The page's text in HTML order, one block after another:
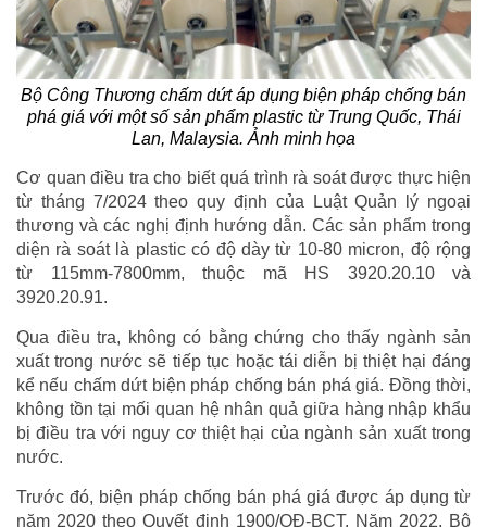
Bộ Công Thương chấm dứt áp dụng biện pháp chống bán
phá giá với một số sản phẩm plastic từ Trung Quốc, Thái
Lan, Malaysia. Ảnh minh họa
Cơ quan điều tra cho biết quá trình rà soát được thực hiện
từ tháng 7/2024 theo quy định của Luật Quản lý ngoại
thương và các nghị định hướng dẫn. Các sản phẩm trong
diện rà soát là plastic có độ dày từ 10-80 micron, độ rộng
từ 115mm-7800mm, thuộc mã HS 3920.20.10 và
3920.20.91.
Qua điều tra, không có bằng chứng cho thấy ngành sản
xuất trong nước sẽ tiếp tục hoặc tái diễn bị thiệt hại đáng
kể nếu chấm dứt biện pháp chống bán phá giá. Đồng thời,
không tồn tại mối quan hệ nhân quả giữa hàng nhập khẩu
bị điều tra với nguy cơ thiệt hại của ngành sản xuất trong
nước.
Trước đó, biện pháp chống bán phá giá được áp dụng từ
năm 2020 theo Quyết định 1900/QĐ-BCT. Năm 2022, Bộ